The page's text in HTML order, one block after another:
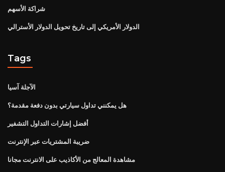
شراكة الأسهم
الدولار الأمريكي إلى تاريخ تحويل الدولار الأسترالي
Tags
الآجلة آسيا
هل يمكنني تداول سيارتي بدون دفعة مقدمة؟
أفضل إشارات التداول التشفير
ضريبة المشتريات عبر الإنترنت
مشاهدة المعالج من الأكاذيب على الانترنت مجانا